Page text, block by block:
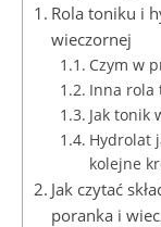
Rola toniku i
wieczornej
Czym w
Inna rola
Jak tonik
Hydrolat
kolejne
Jak czytać
poranka i